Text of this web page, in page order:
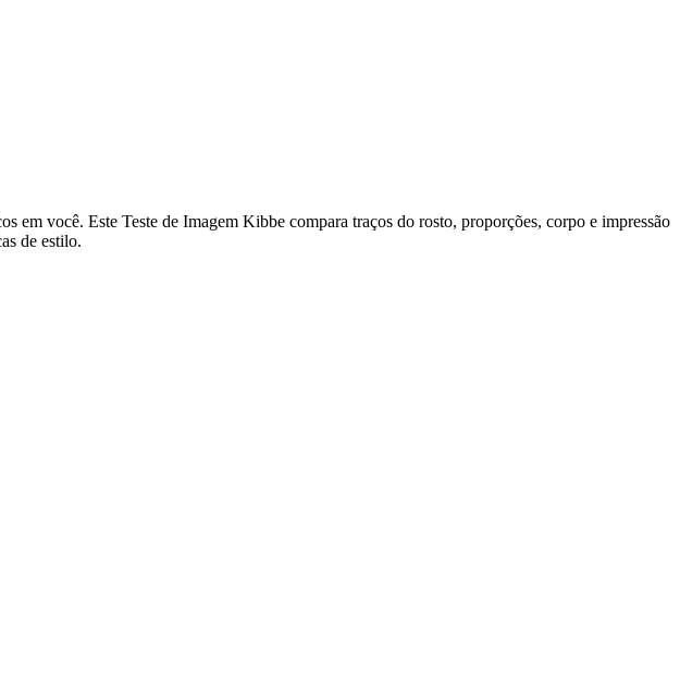
em você. Este Teste de Imagem Kibbe compara traços do rosto, proporções, corpo e impressão
de estilo.